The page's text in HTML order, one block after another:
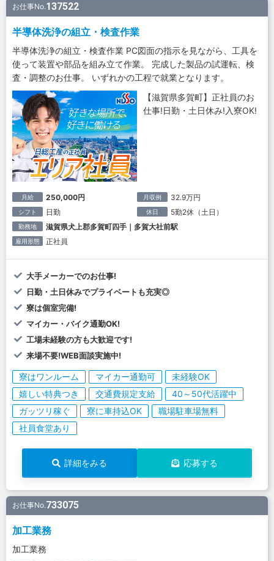
お仕事No.137522
半導体洗浄の組立・検査作業
半導体洗浄の組立・検査作業 PC図面の指示を見ながら、工具を
使って装置や部品を組み立て作業。 完成した製品の試運転、検
査・調整のお仕事。 いずれかの工程で就業となります。
【滋賀県多賀町】正社員のお
仕事!日勤・土日休み!入寮OK!
月給 250,000円 月収例 32.9万円
シフト 日勤 休日 5勤2休（土日）
勤務地 滋賀県犬上郡多賀町四手｜多賀大社前駅
雇用形態 正社員
大手メーカーでのお仕事!
日勤・土日休みでプライベートも充実◎
寮は個室完備!
マイカー・バイク通勤OK!
工場未経験の方も大歓迎です!
来場不要!WEB面談実施中!
寮はワンルーム マイカー通勤可
未経験OK
嬉しい特典つき
交通費規定支給
40～50代活躍中
ガッツリ稼ぐ
寮に車持込OK
職場駐車場無料
社員食堂あり
詳細をみる 応募する
お仕事No.733075
加工業務
加工業務